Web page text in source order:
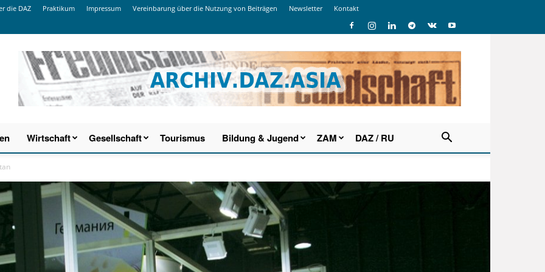
die DAZ Praktikum Impressum Vereinbarung über die Nutzung von Beiträgen Newsletter Kontakt
Wirtschaft Gesellschaft Tourismus Bildung & Jugend ZAM DAZ / RU